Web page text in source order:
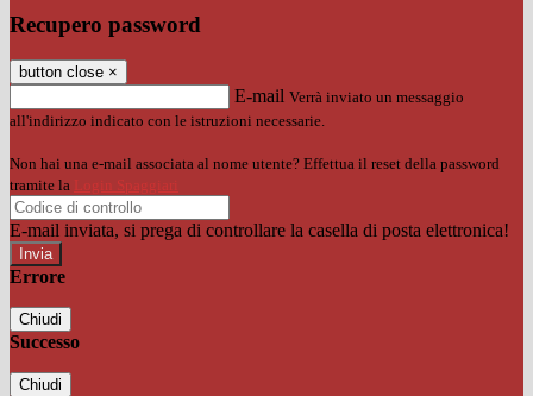
Recupero password
button close ×
E-mail Verrà inviato un messaggio
all'indirizzo indicato con le istruzioni necessarie.
Non hai una e-mail associata al nome utente? Effettua il reset della password
tramite la Login Spaggiari
E-mail inviata, si prega di controllare la casella di posta elettronica!
Errore
Chiudi
Successo
Chiudi